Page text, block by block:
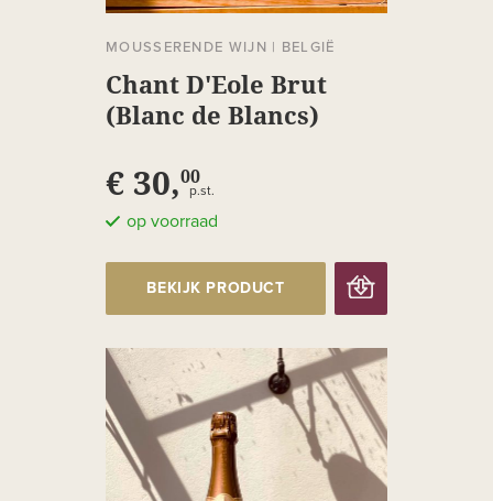
MOUSSERENDE WIJN | BELGIË
Chant D'Eole Brut
(Blanc de Blancs)
€ 30,00
p.st.
op voorraad
BEKIJK PRODUCT